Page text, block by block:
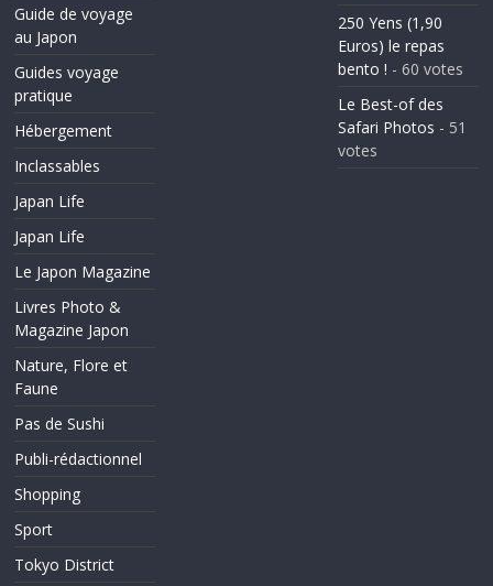
Guide de voyage
au Japon
Guides voyage
pratique
Hébergement
Inclassables
Japan Life
Japan Life
Le Japon Magazine
Livres Photo &
Magazine Japon
Nature, Flore et
Faune
Pas de Sushi
Publi-rédactionnel
Shopping
Sport
Tokyo District
250 Yens (1,90
Euros) le repas
bento ! - 60 votes
Le Best-of des
Safari Photos - 51
votes